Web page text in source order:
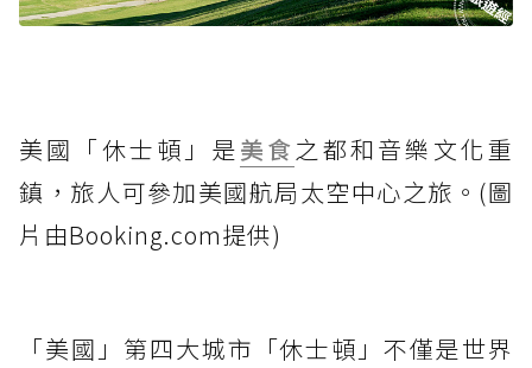
美國「休士頓」是美食 之都和音樂文化重
鎮，旅人可參加美國航局太空中心之旅。(圖
片由Booking.com提供)
「美國」第四大城市「休士頓」不僅是世界